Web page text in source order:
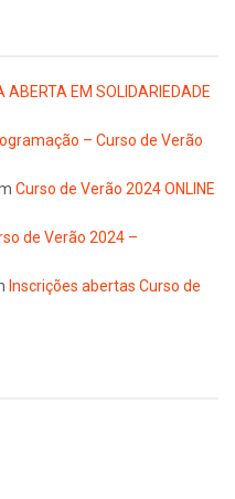
ABERTA EM SOLIDARIEDADE
– Curso de Verão
Curso de Verão 2024 ONLINE
de Verão 2024 –
Inscrições abertas Curso de